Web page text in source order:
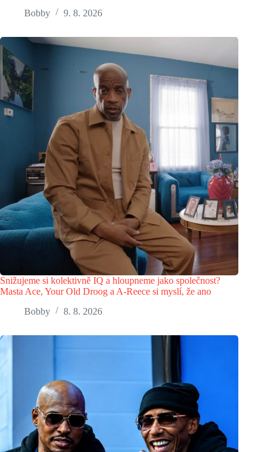
Bobby 9. 8. 2026
Snižujeme si kolektivně IQ a hloupneme jako společnost?
Masta Ace, Your Old Droog a A-Reece si myslí, že ano
Bobby
8. 8. 2026